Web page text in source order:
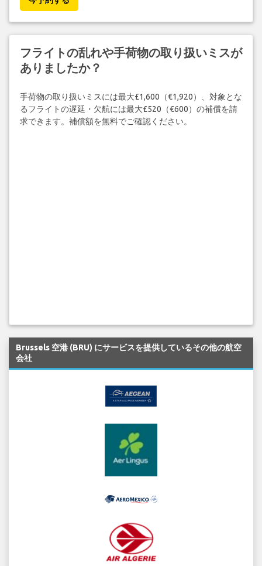
フライトの乱れや手荷物の取り扱いミスが
ありましたか？
手荷物の取り扱いミスには最大£1,600（€1,920）、対象とな
るフライトの遅延・欠航には最大£520（€600）の補償を請
求できます。補償額を無料でご確認ください。
Brussels 空港 (BRU) にサービスを提供しているその他の航空
会社